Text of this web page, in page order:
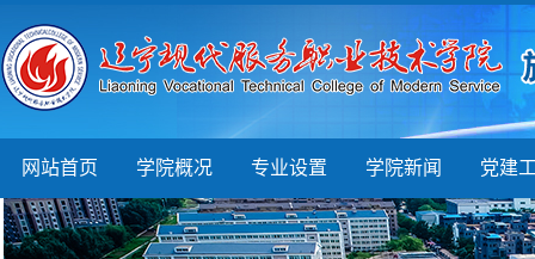
网站首页 学院概况 专业设置 学院新闻 党建